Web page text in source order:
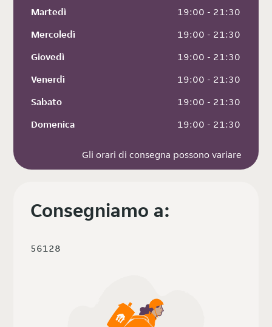
Martedì
19:00 - 21:30
Mercoledì
19:00 - 21:30
Giovedì
19:00 - 21:30
Venerdì
19:00 - 21:30
Sabato
19:00 - 21:30
Domenica
19:00 - 21:30
Gli orari di consegna possono variare
Consegniamo a:
56128